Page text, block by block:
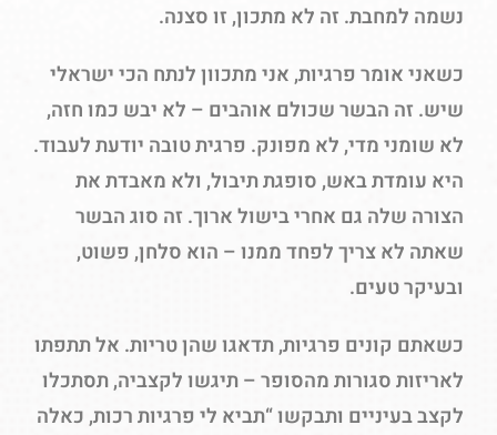
נשמה למחבת. זה לא מתכון, זו סצנה.
כשאני אומר פרגיות, אני מתכוון לנתח הכי ישראלי
שיש. זה הבשר שכולם אוהבים – לא יבש כמו חזה,
לא שומני מדי, לא מפונק. פרגית טובה יודעת לעבוד.
היא עומדת באש, סופגת תיבול, ולא מאבדת את
הצורה שלה גם אחרי בישול ארוך. זה סוג הבשר
שאתה לא צריך לפחד ממנו – הוא סלחן, פשוט,
ובעיקר טעים.
כשאתם קונים פרגיות, תדאגו שהן טריות. אל תתפתו
לאריזות סגורות מהסופר – תיגשו לקצביה, תסתכלו
לקצב בעיניים ותבקשו “תביא לי פרגיות רכות, כאלה